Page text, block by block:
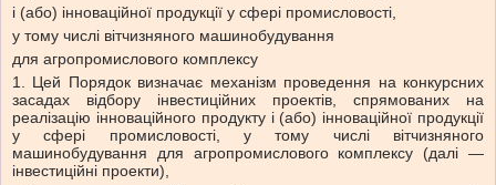
і (або) інноваційної продукції у сфері промисловості,
у тому числі вітчизняного машинобудування
для агропромислового комплексу
1. Цей Порядок визначає механізм проведення на конкурсних
засадах відбору інвестиційних проектів, спрямованих на
реалізацію інноваційного продукту і (або) інноваційної продукції
у сфері промисловості, у тому числі вітчизняного
машинобудування для агропромислового комплексу (далі —
інвестиційні проекти),